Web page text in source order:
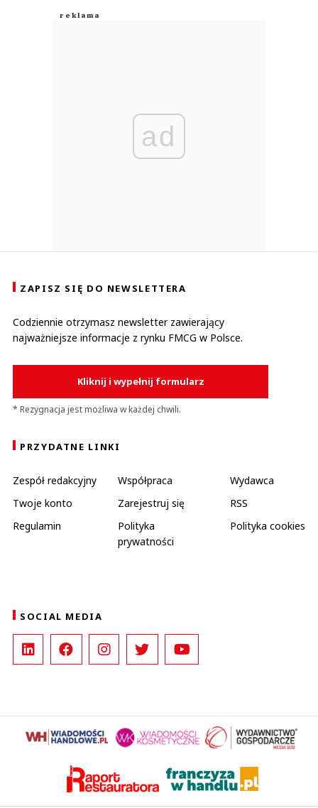
ad
ZAPISZ SIĘ DO NEWSLETTERA
Codziennie otrzymasz newsletter zawierający
najważniejsze informacje z rynku FMCG w Polsce.
Kliknij i wypełnij formularz
* Rezygnacja jest możliwa w każdej chwili.
PRZYDATNE LINKI
Zespół redakcyjny Współpraca
Wydawca
Twoje konto
Zarejestruj się
RSS
Regulamin
Polityka
prywatności
Polityka cookies
SOCIAL MEDIA